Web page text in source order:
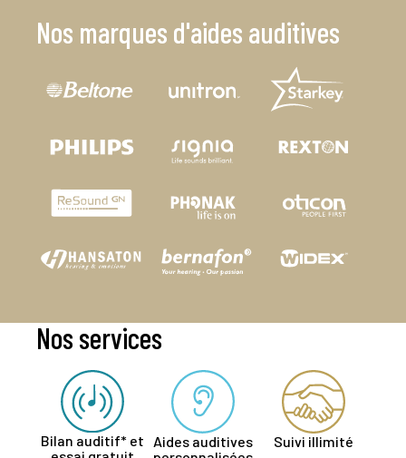
Nos marques d'aides auditives
Nos services
Bilan auditif* et
Aides auditives
Suivi illimité